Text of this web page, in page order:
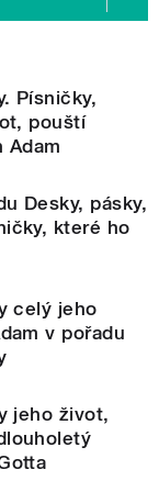
Písničky,
pouští
Adam
Desky, pásky,
které ho
celý jeho
v pořadu
jeho život,